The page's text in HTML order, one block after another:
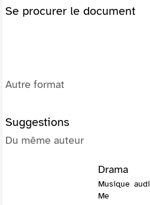
Se procurer le document
Autre format
Suggestions
Du même auteur
Drama
Musique
Me